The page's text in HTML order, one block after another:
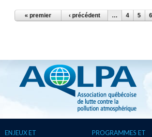
PAGES
« premier ‹ précédent … 4 5 6
ENJEUX ET
PROGRAMMES ET